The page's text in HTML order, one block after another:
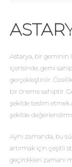
Astarya, bir geminin
içerisinde, gemi
gerçekleştirilir.
bir öneme sahiptir.
şekilde teslim etmek
şekilde
Aynı zamanda, bu
artırmak için çeşitli
geçirdikleri zamanı